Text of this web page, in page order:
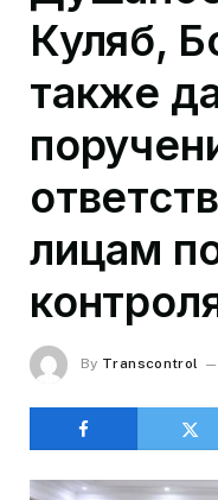
Куляб,
также
лицам
By Transcontrol